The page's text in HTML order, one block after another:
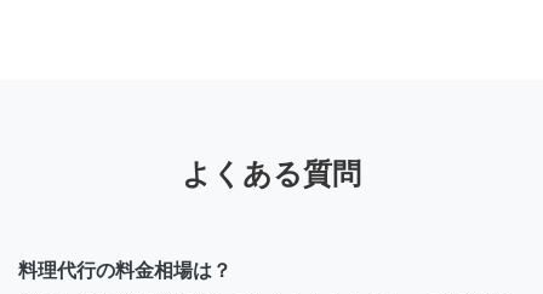
よくある質問
料理代行の料金相場は？